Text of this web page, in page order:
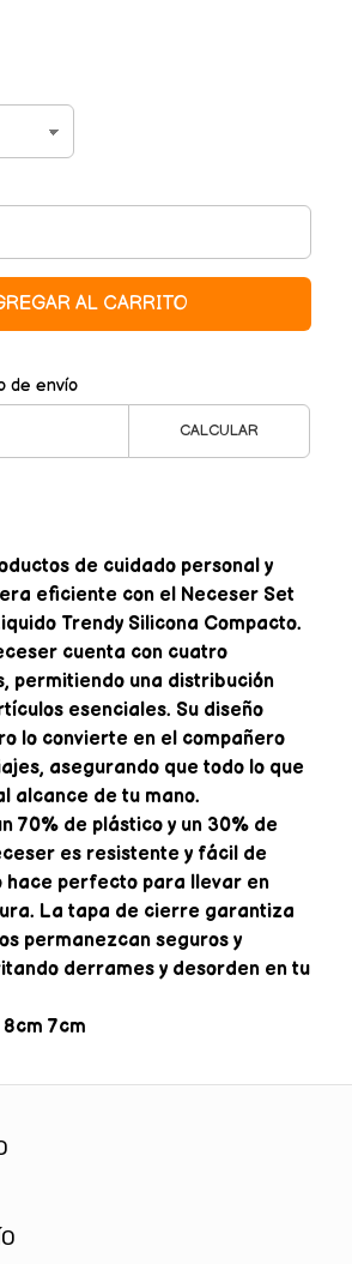
AL CARRITO
de envío
CALCULAR
de cuidado personal y
eficiente con el Neceser Set
Trendy Silicona Compacto.
cuenta con cuatro
permitiendo una distribución
esenciales. Su diseño
lo convierte en el compañero
asegurando que todo lo que
alcance de tu mano.
70% de plástico y un 30% de
es resistente y fácil de
hace perfecto para llevar en
La tapa de cierre garantiza
permanezcan seguros y
derrames y desorden en tu
8cm 7cm